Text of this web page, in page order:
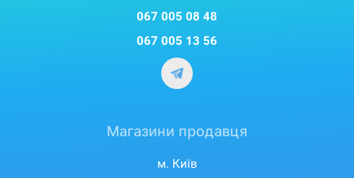
067 005 08 48
067 005 13 56
Магазини продавця
м. Київ